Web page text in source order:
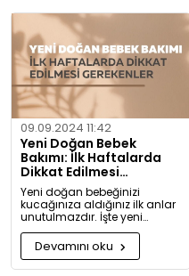
bilgiler bulacaksınız.
09.09.2024 11:42
Yeni Doğan Bebek
Bakımı: İlk Haftalarda
Dikkat Edilmesi
Gerekenler
Yeni doğan bebeğinizi
kucağınıza aldığınız ilk anlar
unutulmazdır. İşte yeni
doğan bebek bakımında
dikkat etmeniz gerekenler:
Devamını oku